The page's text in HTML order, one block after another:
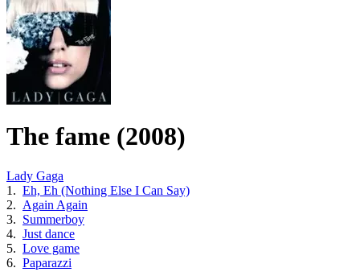
The fame (2008)
Lady Gaga
1. Eh, Eh (Nothing Else I Can Say)
2. Again Again
3. Summerboy
4. Just dance
5. Love game
6. Paparazzi